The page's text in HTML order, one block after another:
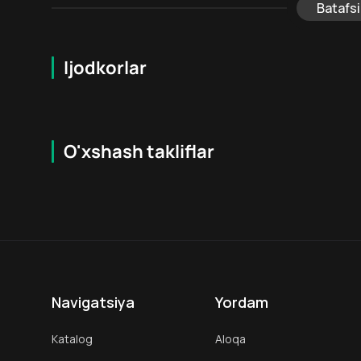
Ijodkorlar
O'xshash takliflar
Navigatsiya
Katalog
Yordam
Aloqa